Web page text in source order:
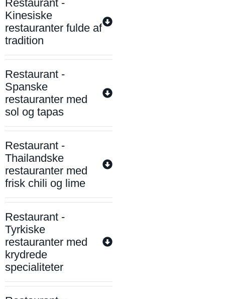
Restaurant -
Kinesiske
restauranter fulde af
tradition
Restaurant -
Spanske
restauranter med
sol og tapas
Restaurant -
Thailandske
restauranter med
frisk chili og lime
Restaurant -
Tyrkiske
restauranter med
krydrede
specialiteter